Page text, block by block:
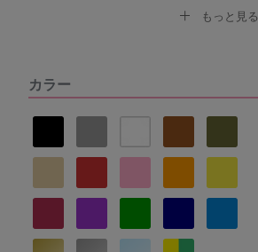
ナルエー
もっと見る
カラー